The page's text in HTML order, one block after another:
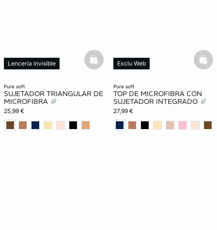
pure soft
SUJETADOR TRIANGULAR DE
MICROFIBRA
25,99 €
Lencería invisible
basketfull
pure soft
TOP DE MICROFIBRA CON
SUJETADOR INTEGRADO
27,99 €
Exclu Web
New in